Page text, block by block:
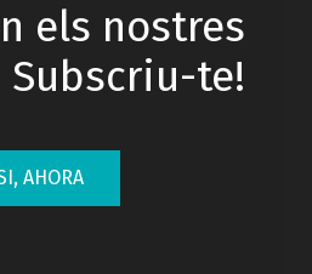
els nostres
te!
AHORA